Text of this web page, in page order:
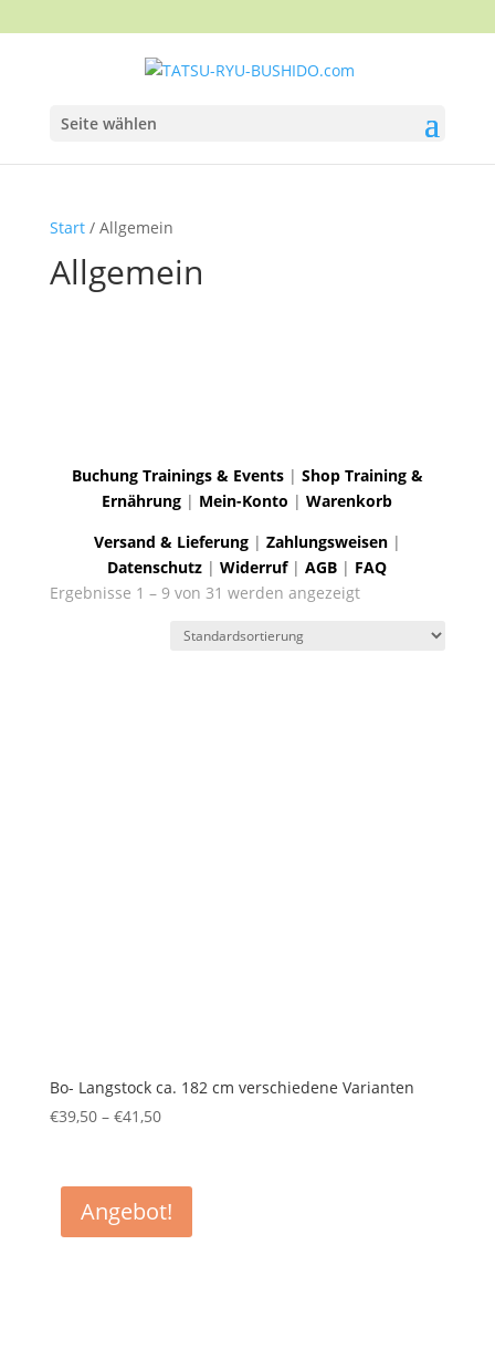
Seite wählen
Start/ Allgemein
Allgemein
Buchung Trainings & Events| Shop Training &
Ernährung | Mein-Konto |Warenkorb
Versand & Lieferung| Zahlungsweisen|
Datenschutz |Widerruf|AGB | FAQ
Ergebnisse 1 – 9 von 31 werden angezeigt
Bo- Langstock ca. 182 cm verschiedene Varianten
€39,50 – €41,50Preisspanne:
€41,50
Angebot!